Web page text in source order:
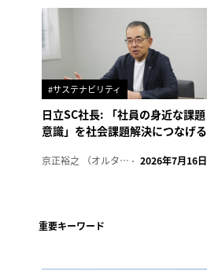
#サステナビリティ
日立SC社長: 「社員の身近な課題
意識」を社会課題解決につなげる
京正裕之 （オルタナ副編集長） 2026年7月16日
重要キーワード